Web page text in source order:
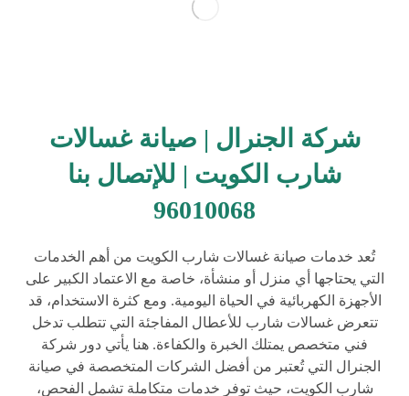
شركة الجنرال | صيانة غسالات
شارب الكويت | للإتصال بنا
96010068
تُعد خدمات صيانة غسالات شارب الكويت من أهم الخدمات
التي يحتاجها أي منزل أو منشأة، خاصة مع الاعتماد الكبير على
الأجهزة الكهربائية في الحياة اليومية. ومع كثرة الاستخدام، قد
تتعرض غسالات شارب للأعطال المفاجئة التي تتطلب تدخل
فني متخصص يمتلك الخبرة والكفاءة. هنا يأتي دور شركة
الجنرال التي تُعتبر من أفضل الشركات المتخصصة في صيانة
شارب الكويت، حيث توفر خدمات متكاملة تشمل الفحص،